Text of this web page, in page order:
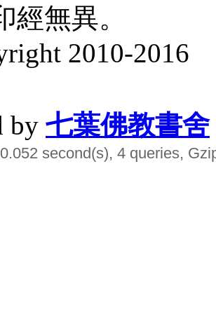
經無異。
2010-2016
by 七葉佛教書舍
second(s), 4 queries,